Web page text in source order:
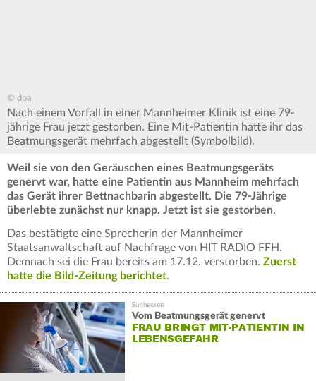
© dpa
Nach einem Vorfall in einer Mannheimer Klinik ist eine 79-
jährige Frau jetzt gestorben. Eine Mit-Patientin hatte ihr das
Beatmungsgerät mehrfach abgestellt (Symbolbild).
Weil sie von den Geräuschen eines Beatmungsgeräts
genervt war, hatte eine Patientin aus Mannheim mehrfach
das Gerät ihrer Bettnachbarin abgestellt. Die 79-Jährige
überlebte zunächst nur knapp. Jetzt ist sie gestorben.
Das bestätigte eine Sprecherin der Mannheimer
Staatsanwaltschaft auf Nachfrage von HIT RADIO FFH.
Demnach sei die Frau bereits am 17.12. verstorben. Zuerst
hatte die Bild-Zeitung berichtet.
Vom Beatmungsgerät genervt
FRAU BRINGT MIT-PATIENTIN IN
LEBENSGEFAHR